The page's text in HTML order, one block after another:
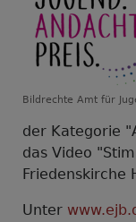
Bildrechte Amt für
der Kategorie
das Video
Friedenskirche
Unter